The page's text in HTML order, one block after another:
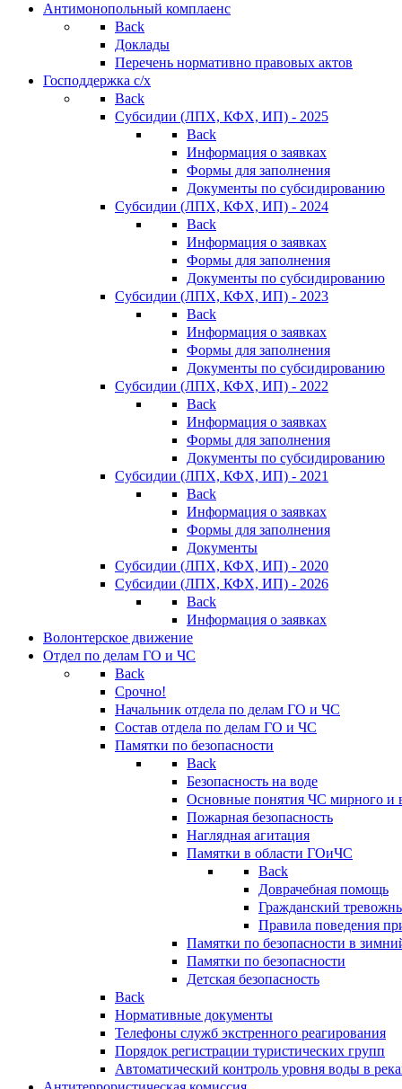
Антимонопольный комплаенс
Back
Доклады
Перечень нормативно правовых актов
Господдержка с/х
Back
Субсидии (ЛПХ, КФХ, ИП) - 2025
Back
Информация о заявках
Формы для заполнения
Документы по субсидированию
Субсидии (ЛПХ, КФХ, ИП) - 2024
Back
Информация о заявках
Формы для заполнения
Документы по субсидированию
Субсидии (ЛПХ, КФХ, ИП) - 2023
Back
Информация о заявках
Формы для заполнения
Документы по субсидированию
Субсидии (ЛПХ, КФХ, ИП) - 2022
Back
Информация о заявках
Формы для заполнения
Документы по субсидированию
Субсидии (ЛПХ, КФХ, ИП) - 2021
Back
Информация о заявках
Формы для заполнения
Документы
Субсидии (ЛПХ, КФХ, ИП) - 2020
Субсидии (ЛПХ, КФХ, ИП) - 2026
Back
Информация о заявках
Волонтерское движение
Отдел по делам ГО и ЧС
Back
Срочно!
Начальник отдела по делам ГО и ЧС
Состав отдела по делам ГО и ЧС
Памятки по безопасности
Back
Безопасность на воде
Основные понятия ЧС мирного и
Пожарная безопасность
Наглядная агитация
Памятки в области ГОиЧС
Back
Доврачебная помощь
Гражданский
Правила поведения
Памятки по безопасности в
Памятки по безопасности
Детская безопасность
Back
Нормативные документы
Телефоны служб экстренного реагирования
Порядок регистрации туристических групп
Автоматический контроль уровня воды в